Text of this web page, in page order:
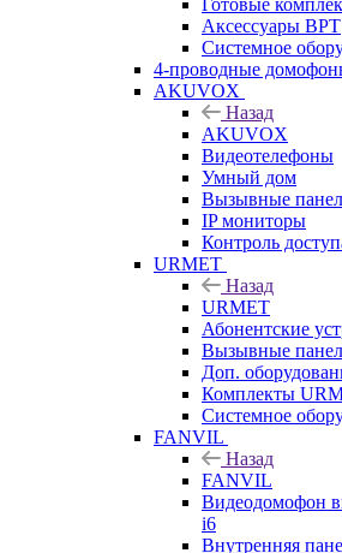
Готовые
Аксессуары BPT
Системное
4-проводные
AKUVOX
Назад
AKUVOX
Видеотелефоны
Умный дом
Вызывные
IP мониторы
Контроль
URMET
Назад
URMET
Абонентские
Вызывные
Доп.
Комплекты
Системное
FANVIL
Назад
FANVIL
Видеодомофон
i6
Внутренняя